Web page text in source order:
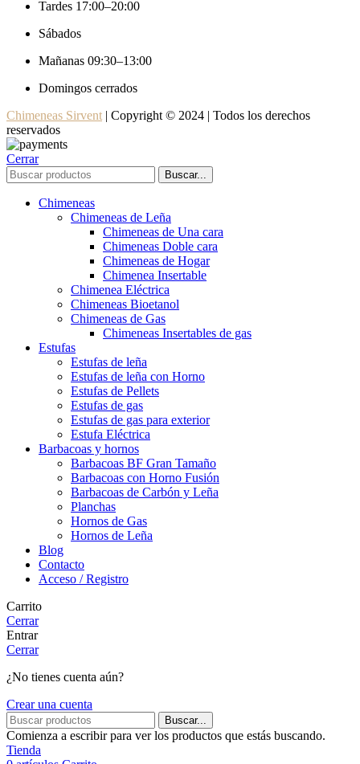
Tardes 17:00–20:00
Sábados
Mañanas 09:30–13:00
Domingos cerrados
Chimeneas Sirvent | Copyright © 2024 | Todos los derechos
reservados
Cerrar
Buscar...
Chimeneas
Chimeneas de Leña
Chimeneas de Una cara
Chimeneas Doble cara
Chimeneas de Hogar
Chimenea Insertable
Chimenea Eléctrica
Chimeneas Bioetanol
Chimeneas de Gas
Chimeneas Insertables de gas
Estufas
Estufas de leña
Estufas de leña con Horno
Estufas de Pellets
Estufas de gas
Estufas de gas para exterior
Estufa Eléctrica
Barbacoas y hornos
Barbacoas BF Gran Tamaño
Barbacoas con Horno Fusión
Barbacoas de Carbón y Leña
Planchas
Hornos de Gas
Hornos de Leña
Blog
Contacto
Acceso / Registro
Carrito
Cerrar
Entrar
Cerrar
¿No tienes cuenta aún?
Crear una cuenta
Buscar...
Comienza a escribir para ver los productos que estás buscando.
Tienda